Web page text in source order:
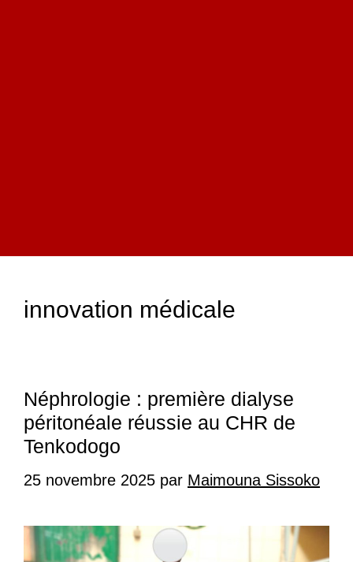
innovation médicale
Néphrologie : première dialyse
péritonéale réussie au CHR de
Tenkodogo
25 novembre 2025 par Maimouna Sissoko